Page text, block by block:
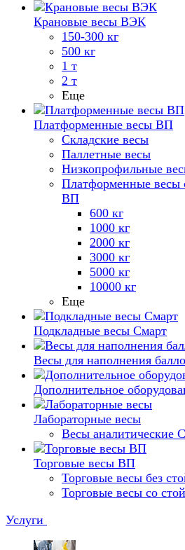
Крановые весы ВЭК
150-300 кг
500 кг
1 т
2 т
Еще
Платформенные весы ВП
Складские весы
Паллетные весы
Низкопрофильные
Платформенные весы
ВП
600 кг
1000 кг
2000 кг
3000 кг
5000 кг
10000 кг
Еще
Подкладные весы Смарт
Весы для наполнения
Дополнительное
Лабораторные весы
Весы аналитические
Торговые весы ВП
Торговые весы без
Торговые весы со
Услуги